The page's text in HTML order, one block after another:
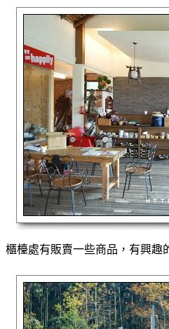
櫃檯處有販賣一些商品，有興趣